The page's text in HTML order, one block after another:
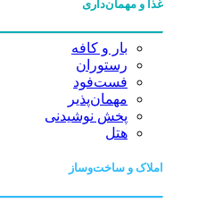
غذا و مهمان‌داری
بار و کافه
رستوران
فست‌فود
مهمان‌پذیر
پخش نوشیدنی
هتل
املاک و ساخت‌وساز